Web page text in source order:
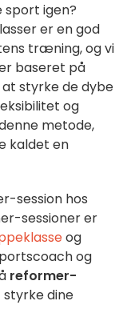
sport igen?
er en god
træning, og vi
baseret på
styrke de dybe
og
metode,
kaldet en
session hos
sessioner er
og
og
reformer-
dine